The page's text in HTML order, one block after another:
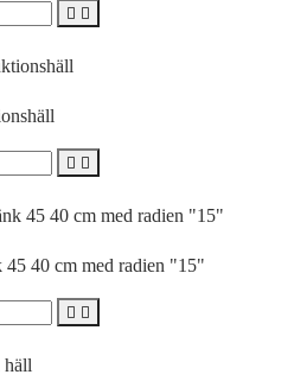
 
 
40 cm med radien "15"
 